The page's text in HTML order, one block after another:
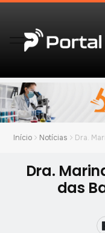
Início Notícias Dra.
Dra.
das